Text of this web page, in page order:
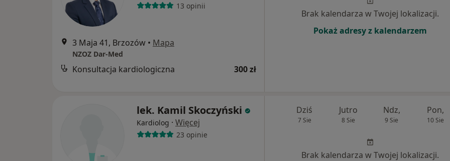
13 opinii
3 Maja 41, Brzozów • Mapa
NZOZ Dar-Med
Konsultacja kardiologiczna 300 zł
Brak kalendarza w Twojej lokalizacji.
Pokaż adresy z kalendarzem
lek. Kamil Skoczyński
Kardiolog · Więcej
23 opinie
Dziś
7 Sie
Jutro
8 Sie
Ndz,
9 Sie
Pon,
10 Sie
Brak kalendarza w Twojej lokalizacji.